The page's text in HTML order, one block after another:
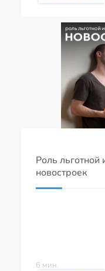
Роль льготной
новостроек
6 мин.